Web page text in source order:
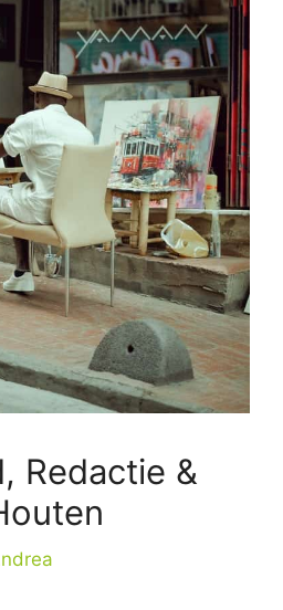
Redactie &